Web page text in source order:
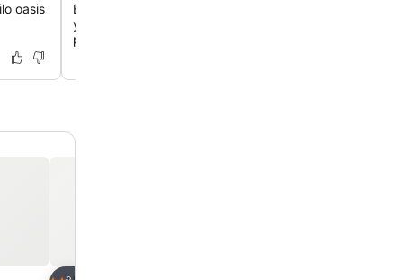
oasis
Empieza el día con un desayuno continental que
y zumos regionales, todo mientras admiras las vistas al
piscina.